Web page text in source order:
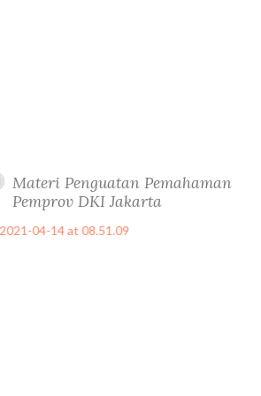
Materi Penguatan Pemahaman
Pemprov DKI Jakarta